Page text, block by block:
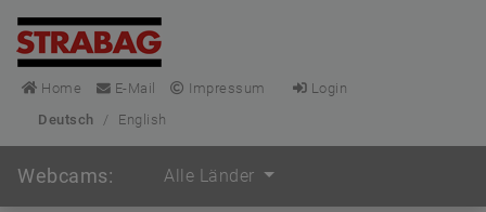
Home E-Mail Impressum
Login
Deutsch
/ English
Webcams: Alle Länder